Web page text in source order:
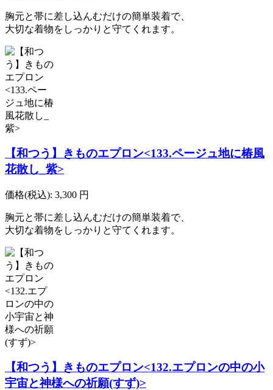
胸元と帯に差し込んむだけの簡単装着で、
大切な着物をしっかりと守てくれます。
【和つう】きものエプロン<133.ページュ地に椿風
花散し_紫>
価格(税込): 3,300 円
胸元と帯に差し込んむだけの簡単装着で、
大切な着物をしっかりと守てくれます。
【和つう】きものエプロン<132.エプロンの中の小
宇宙と神様への祈願(すず)>